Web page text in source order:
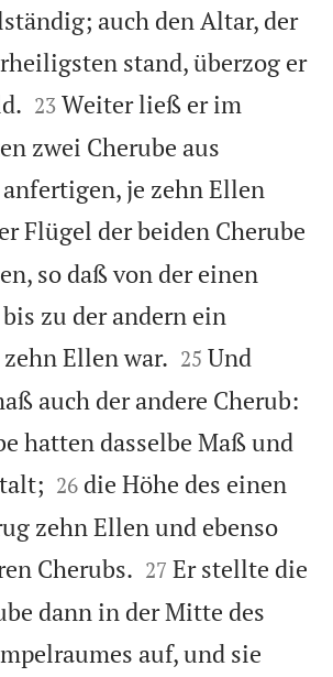
auch den Altar, der
stand, überzog er


23 Weiter ließ er im
zwei Cherube aus
je zehn Ellen
Flügel der beiden Cherube
so daß von der einen
zu der andern ein
Ellen war. 

25 Und
auch der andere Cherub:
hatten dasselbe Maß und


26 die Höhe des einen
zehn Ellen und ebenso
Cherubs. 

27 Er stellte die
dann in der Mitte des
auf, und sie